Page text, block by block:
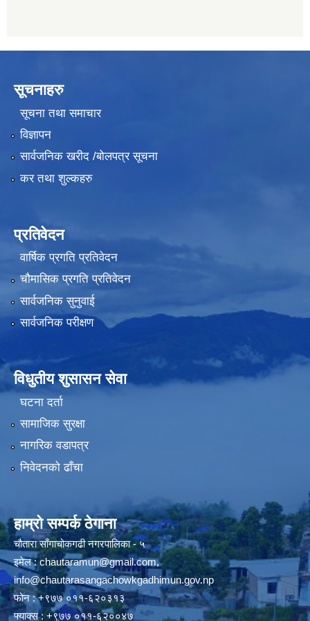
सूचनाहरु
सूचना तथा समाचार
विज्ञापन
सार्वजनिक खरीद /बोलपत्र सूचना
कर तथा शुल्कहरु
प्रतिवेदन
वार्षिक प्रगति प्रतिवेदन
चौमासिक प्रगति प्रतिवेदन
सार्वजनिक सुनुवाई
सार्वजनिक परीक्षण
विधुतीय शुसासन सेवा
घटना दर्ता
सामाजिक सुरक्षा
नागरिक वडापत्र
निवेदनको ढाँचा
हाम्रो सम्पर्क ठेगाना
चौतारा साँगाचोकगढी नगरपालिका - ५
इमेल :chautaramun@gmail.com,
info@chautarasangachowkgadhimun.gov.np
फोन : +९७७ ०११-६२०३१३
फ्याक्स : +९७७ ०११-६२००४७